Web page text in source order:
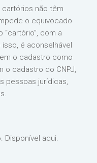
não têm
o equivocado
com a
é aconselhável
o cadastro como
o cadastro do CNPJ,
pessoas jurídicas,
Disponível aqui.